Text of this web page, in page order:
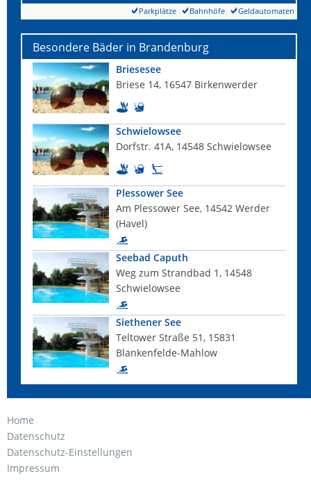
Geldautomaten
Bahnhöfe
Parkplätze
Besondere Bäder in Brandenburg
Briesesee
Briese 14, 16547 Birkenwerder
Schwielowsee
Dorfstr. 41A, 14548 Schwielowsee
Plessower See
Am Plessower See, 14542 Werder
(Havel)
Seebad Caputh
Weg zum Strandbad 1, 14548
Schwielowsee
Siethener See
Teltower Straße 51, 15831
Blankenfelde-Mahlow
Home
Datenschutz
Datenschutz-Einstellungen
Impressum